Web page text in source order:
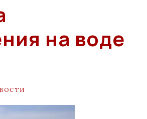
на воде